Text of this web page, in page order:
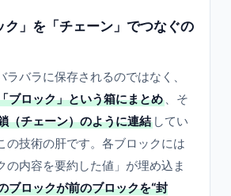
ク」を「チェーン」でつなぐの
バラに保存されるのではなく、
ブロック」という箱にまとめ 、そ
（チェーン）のように連結 してい
の技術の肝です。各ブロックには
の内容を要約した値」が埋め込ま
ブロックが前のブロックを“封